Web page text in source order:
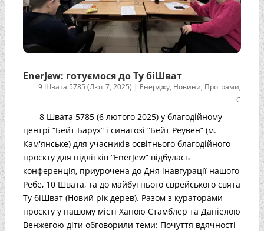
EnerJew: готуємося до Ту біШват
9 Швата 5785 (Лют 7, 2025) | Енерджу, Новини, Програми,
С
8 Швата 5785 (6 лютого 2025) у благодійному
центрі “Бейт Барух” і синагозі “Бейт Реувен” (м.
Кам'янське) для учасників освітнього благодійного
проєкту для підлітків “EnerJew” відбулась
конференція, приурочена до Дня інавгурації нашого
Ребе, 10 Швата, та до майбутнього єврейського свята
Ту біШват (Новий рік дерев). Разом з кураторами
проєкту у нашому місті Ханою Стамблер та Даніелою
Венжегою діти обговорили теми: Почуття вдячності